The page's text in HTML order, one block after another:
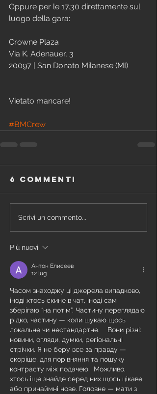
Oppure per le 17.30 direttamente sul
luogo della gara:
Crowne Plaza
Via K. Adenauer, 3
20097 | San Donato Milanese (MI)
Vietato mancare!
#BMCrew
6 commenti
Scrivi un commento...
Più nuovi
Антон Елисеев
12 lug
Часом знаходжу ці джерела випадково,
іноді хтось скине в чат, іноді сам
зберігаю “на потім”. Частину переглядаю
рідко, частину — коли шукаю щось
локальне чи нестандартне.    Вони різні:
новини, огляди, думки, регіональні
стрічки. Я не беру все за правду —
скоріше, для порівняння та пошуку
контрасту між подачею.  Можливо,
хтось іще знайде серед них щось цікаве
або принаймні нове. Головне — мати з